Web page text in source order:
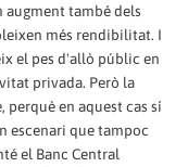
també dels
més rendibilitat. I
el pes d'allò públic en
privada. Però la
en aquest cas sí
escenari que tampoc
el Banc Central